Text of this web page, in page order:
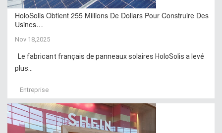
HoloSolis Obtient 255 Millions De Dollars Pour Construire Des
Usines…
Nov 18,2025
Le fabricant français de panneaux solaires HoloSolis a levé
plus...
Entreprise